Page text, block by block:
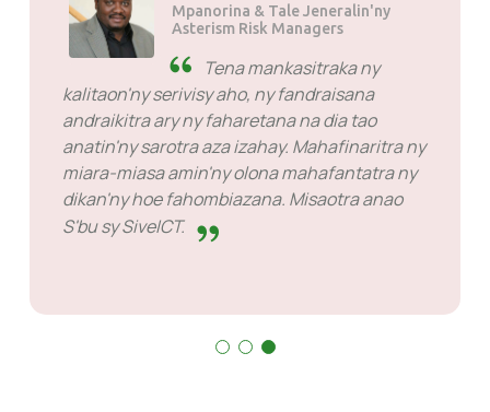
Mpanorina sy Tale Jeneralin'ny
Mogen Pty Ltd
SiveHost mialoha ny
fotoana - SiveHost dia mazàna
dingana iray mialoha ary mahafantatra olana
mialoha ny fotoana. Misy tranga sasany izay
tsy maintsy niandry ny valiny aho saingy tsy
zavatra tokony hotazonina amin'izy ireo izany.
Mahay ny ataony izy ireo.